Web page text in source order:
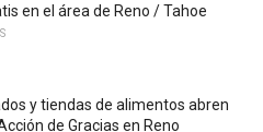
en el área de Reno / Tahoe
y tiendas de alimentos abren
de Gracias en Reno